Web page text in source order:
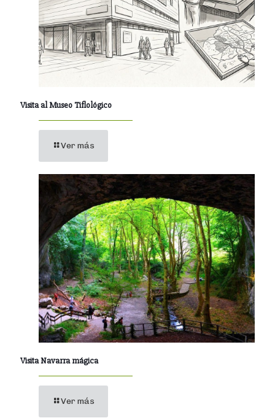
Visita al Museo Tiflológico
Ver más
Visita Navarra mágica
Ver más